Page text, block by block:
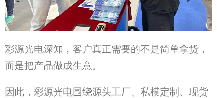
彩源光电深知，客户真正需要的不是简单拿货，
而是把产品做成生意。
因此，彩源光电围绕源头工厂、私模定制、现货